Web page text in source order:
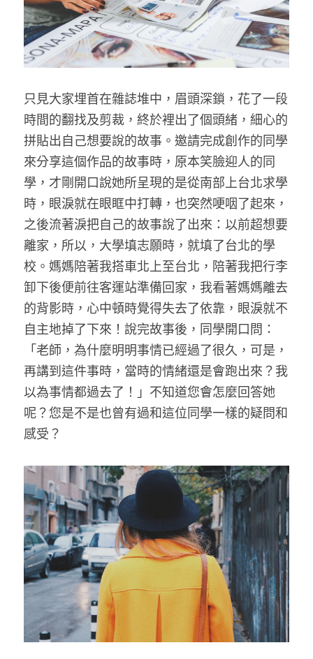
只見大家埋首在雜誌堆中，眉頭深鎖，花了一段
時間的翻找及剪裁，終於裡出了個頭緒，細心的
拼貼出自己想要說的故事。邀請完成創作的同學
來分享這個作品的故事時，原本笑臉迎人的同
學，才剛開口說她所呈現的是從南部上台北求學
時，眼淚就在眼眶中打轉，也突然哽咽了起來，
之後流著淚把自己的故事說了出來：以前超想要
離家，所以，大學填志願時，就填了台北的學
校。媽媽陪著我搭車北上至台北，陪著我把行李
卸下後便前往客運站準備回家，我看著媽媽離去
的背影時，心中頓時覺得失去了依靠，眼淚就不
自主地掉了下來！說完故事後，同學開口問：
「老師，為什麼明明事情已經過了很久，可是，
再講到這件事時，當時的情緒還是會跑出來？我
以為事情都過去了！」不知道您會怎麼回答她
呢？您是不是也曾有過和這位同學一樣的疑問和
感受？